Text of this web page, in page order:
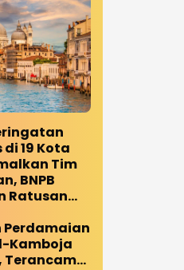
19 Kota
Tim
BNPB
Ratusan
Kamboja
Terancam